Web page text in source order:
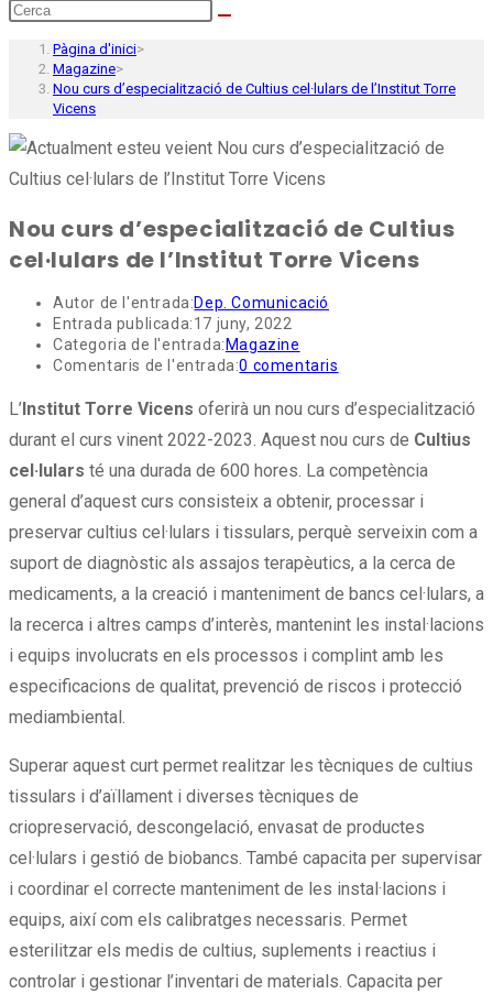
Pàgina d'inici>
Magazine>
Nou curs d’especialització de Cultius cel·lulars de l’Institut Torre
Vicens
Nou curs d’especialització de Cultius
cel·lulars de l’Institut Torre Vicens
Autor de l'entrada:Dep. Comunicació
Entrada publicada:17 juny, 2022
Categoria de l'entrada: Magazine
Comentaris de l'entrada:0 comentaris
L’ Institut Torre Vicens oferirà un nou curs d’especialització
durant el curs vinent 2022-2023. Aquest nou curs de Cultius
cel·lulars té una durada de 600 hores. La competència
general d’aquest curs consisteix a obtenir, processar i
preservar cultius cel·lulars i tissulars, perquè serveixin com a
suport de diagnòstic als assajos terapèutics, a la cerca de
medicaments, a la creació i manteniment de bancs cel·lulars, a
la recerca i altres camps d’interès, mantenint les instal·lacions
i equips involucrats en els processos i complint amb les
especificacions de qualitat, prevenció de riscos i protecció
mediambiental.
Superar aquest curt permet realitzar les tècniques de cultius
tissulars i d’aïllament i diverses tècniques de
criopreservació, descongelació, envasat de productes
cel·lulars i gestió de biobancs. També capacita per supervisar
i coordinar el correcte manteniment de les instal·lacions i
equips, així com els calibratges necessaris. Permet
esterilitzar els medis de cultius, suplements i reactius i
controlar i gestionar l’inventari de materials. Capacita per